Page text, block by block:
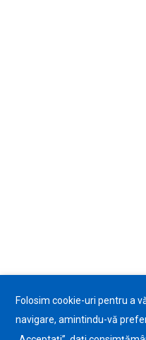
Folosim cookie-uri pentru a
navigare, amintindu-vă